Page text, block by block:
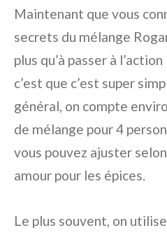
Maintenant que vous
secrets du mélange
plus qu’à passer à
c’est que c’est super
général, on compte
de mélange pour 4
vous pouvez ajuster
amour pour les épices.
Le plus souvent, on